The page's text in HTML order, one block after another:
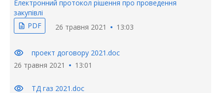
Електронний протокол рішення про проведення
закупівлі
description PDF 26 травня 2021 13:03
visibility
проект договору 2021.doc
26 травня 2021
13:01
visibility
ТД газ 2021.doc